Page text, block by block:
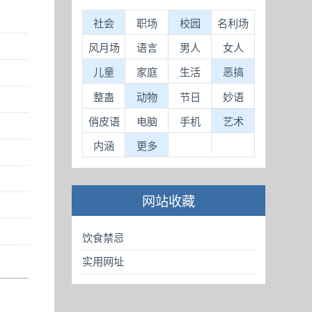
社会 职场 校园 名利场
风月场 语言 男人 女人
儿童 家庭 生活 恶搞
整蛊 动物 节日 妙语
俏皮语 电脑 手机 艺术
内涵 更多
网站收藏
饮食禁忌
实用网址